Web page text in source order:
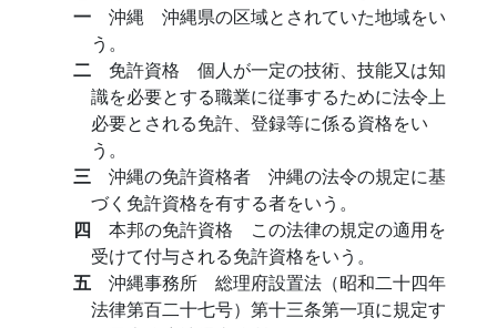
一 沖縄 沖縄県の区域とされていた地域をい
う。
二 免許資格 個人が一定の技術、技能又は知
識を必要とする職業に従事するために法令上
必要とされる免許、登録等に係る資格をい
う。
三 沖縄の免許資格者 沖縄の法令の規定に基
づく免許資格を有する者をいう。
四 本邦の免許資格 この法律の規定の適用を
受けて付与される免許資格をいう。
五 沖縄事務所 総理府設置法（昭和二十四年
法律第百二十七号）第十三条第一項に規定す